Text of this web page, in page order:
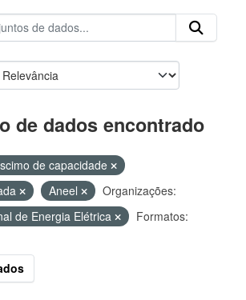
de dados encontrado
de capacidade
Aneel
Organizações:
de Energia Elétrica
Formatos: